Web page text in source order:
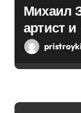
и
с
я
Михаил
артист и